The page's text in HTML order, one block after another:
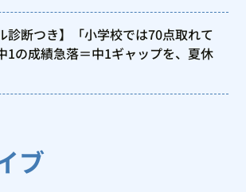
診断つき】「小学校では70点取れて
の成績急落＝中1ギャップを、夏休
ブ